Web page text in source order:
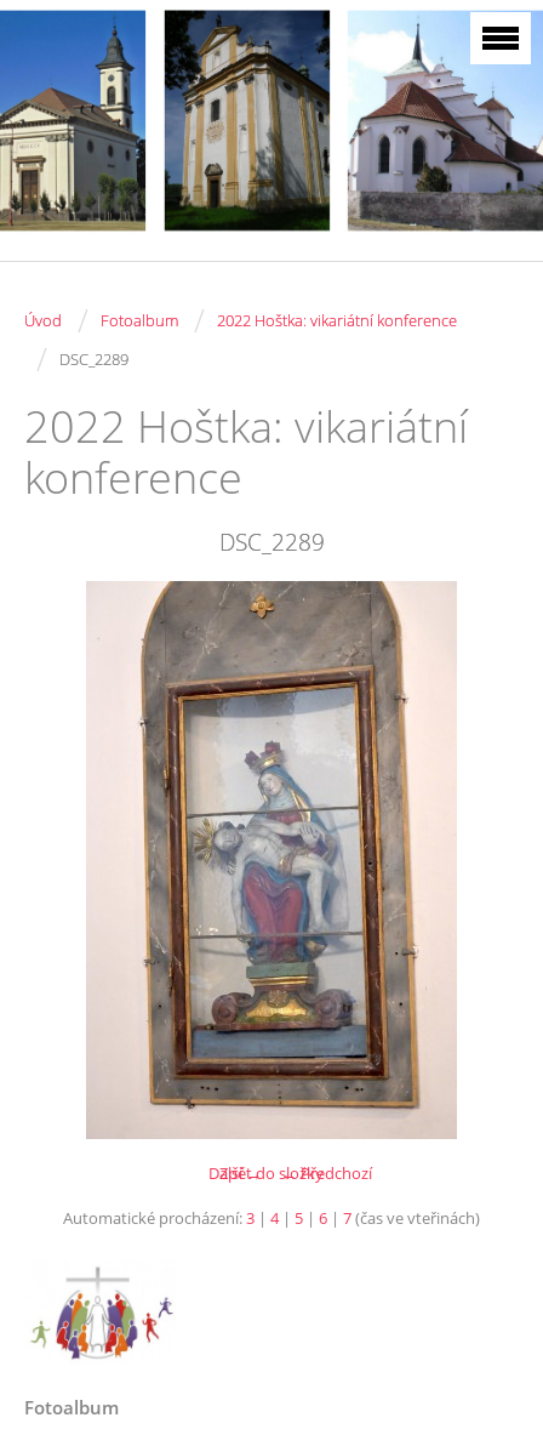
Úvod / Fotoalbum / 2022 Hoštka: vikariátní konference
/ DSC_2289
2022 Hoštka: vikariátní
konference
DSC_2289
← Předchozí
Další →
Zpět do složky
Automatické procházení:3 | 4| 5 | 6 | 7(čas ve vteřinách)
Fotoalbum